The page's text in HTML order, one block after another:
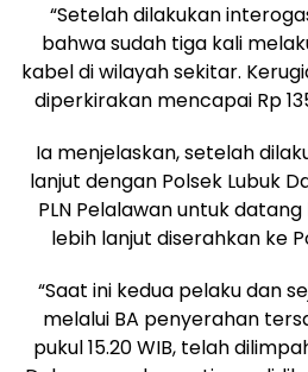
“Setelah dilakukan
bahwa sudah tiga kali
kabel di wilayah sekitar.
diperkirakan mencapai Rp
Ia menjelaskan, setelah
lanjut dengan Polsek Lubuk
PLN Pelalawan untuk
lebih lanjut diserahkan ke
“Saat ini kedua pelaku dan
melalui BA penyerahan
pukul 15.20 WIB, telah